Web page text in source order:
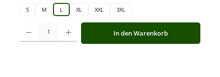
S M L XL XXL 3XL
Produkt Anzahl: Gib den gewünschten Wert ein oder benutze die
In den Warenkorb